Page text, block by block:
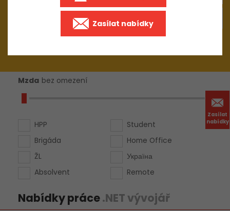
Zasílat
nabídky
Mzda bez omezení
HPP
Brigáda
ŽL
Absolvent
Student
Home Office
Україна
Remote
Nabídky práce.NET vývojář
Zasílat nabídky